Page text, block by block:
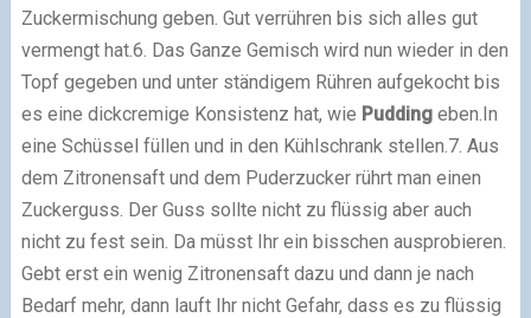
Zuckermischung geben. Gut verrühren bis sich alles gut
vermengt hat.6. Das Ganze Gemisch wird nun wieder in den
Topf gegeben und unter ständigem Rühren aufgekocht bis
es eine dickcremige Konsistenz hat, wie Puddingeben.In
eine Schüssel füllen und in den Kühlschrank stellen. 7. Aus
dem Zitronensaft und dem Puderzucker rührt man einen
Zuckerguss. Der Guss sollte nicht zu flüssig aber auch
nicht zu fest sein. Da müsst Ihr ein bisschen ausprobieren.
Gebt erst ein wenig Zitronensaft dazu und dann je nach
Bedarf mehr, dann lauft Ihr nicht Gefahr, dass es zu flüssig